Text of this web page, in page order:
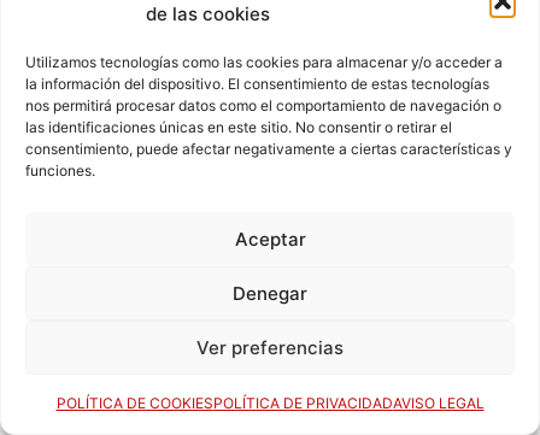
de las cookies
Utilizamos tecnologías como las cookies para almacenar y/o acceder a
la información del dispositivo. El consentimiento de estas tecnologías
nos permitirá procesar datos como el comportamiento de navegación o
las identificaciones únicas en este sitio. No consentir o retirar el
consentimiento, puede afectar negativamente a ciertas características y
funciones.
Aceptar
Denegar
Ver preferencias
POLÍTICA DE COOKIESPOLÍTICA DE PRIVACIDADAVISO LEGAL
TEMPORADA 2015-16
TEMPORADA 2016-17